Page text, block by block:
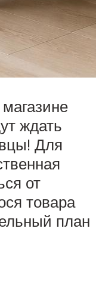
ждать
Для
от
товара
план